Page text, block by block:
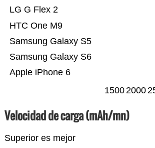
Apple iPhone 6
Samsung Galaxy S6
Samsung Galaxy S5
HTC One M9
LG G Flex 2
15002000
Velocidad de carga (mAh/mn)
Superior es mejor